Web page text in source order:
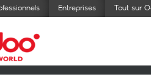
Entreprises Tout sur